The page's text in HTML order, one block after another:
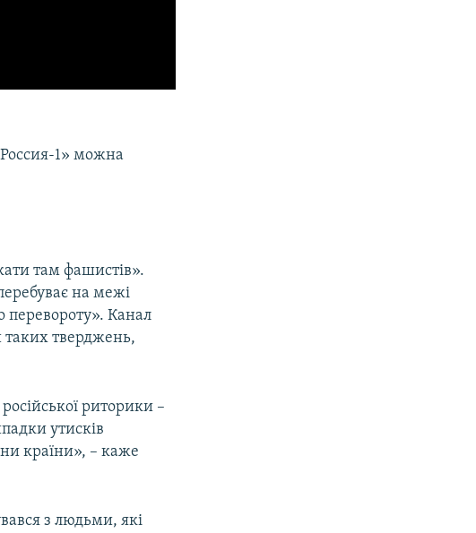
1» можна
там фашистів».
на межі
перевороту». Канал
таких тверджень,
риторики –
утисків
країни», – каже
з людьми, які